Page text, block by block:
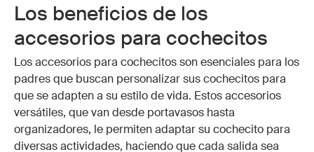
Los beneficios de los
accesorios para cochecitos
Los accesorios para cochecitos son esenciales para los
padres que buscan personalizar sus cochecitos para
que se adapten a su estilo de vida. Estos accesorios
versátiles, que van desde portavasos hasta
organizadores, le permiten adaptar su cochecito para
diversas actividades, haciendo que cada salida sea